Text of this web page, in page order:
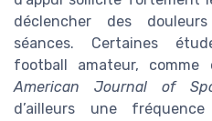
déclencher des
séances. Certaines
football amateur, comme
American Journal of
d’ailleurs une